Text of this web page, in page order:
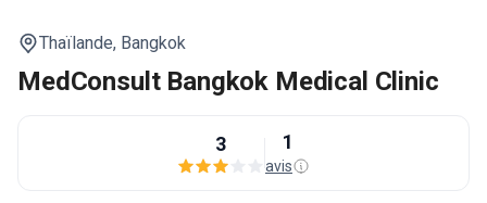
Thaïlande, Bangkok
MedConsult Bangkok Medical Clinic
3 1
avis